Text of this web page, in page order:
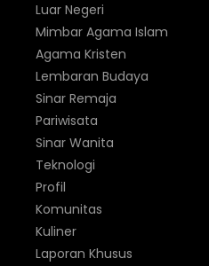
Luar Negeri
Mimbar Agama Islam
Agama Kristen
Lembaran Budaya
Sinar Remaja
Pariwisata
Sinar Wanita
Teknologi
Profil
Komunitas
Kuliner
Laporan Khusus